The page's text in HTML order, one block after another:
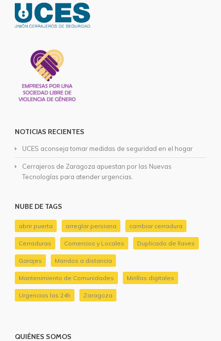
NOTICIAS RECIENTES
UCES aconseja tomar medidas de seguridad en el hogar
Cerrajeros de Zaragoza apuestan por las Nuevas
Tecnologías para atender urgencias.
NUBE DE TAGS
abrir puerta arreglar persiana cambiar cerradura
Cerraduras Comercios y Locales Duplicado de llaves
Garajes Mandos a distancia
Mantenimiento de Comunidades Mirillas digitales
Urgencias las 24h Zaragoza
QUIÉNES SOMOS